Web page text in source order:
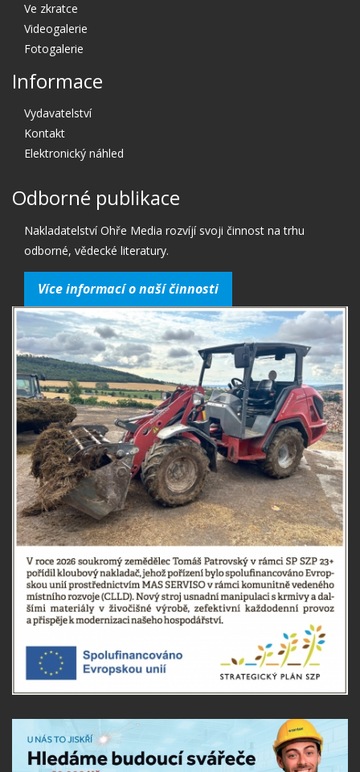
Ve zkratce
Videogalerie
Fotogalerie
Informace
Vydavatelství
Kontakt
Elektronický náhled
Odborné publikace
Nakladatelství Ohře Media rozvíjí svoji činnost na trhu
odborné, vědecké literatury.
Více informací o naší činnosti